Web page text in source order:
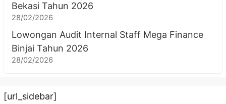
Bekasi Tahun 2026
28/02/2026
Lowongan Audit Internal Staff Mega Finance
Binjai Tahun 2026
28/02/2026
[url_sidebar]